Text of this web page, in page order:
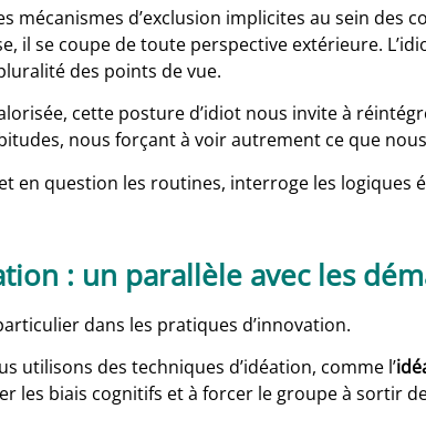
d’exclusion implicites au sein des
il se coupe de toute perspective extérieure.
des points de vue.
cette posture d’idiot nous invite à
nous forçant à voir autrement ce que
en question les routines, interroge les logiques
: un parallèle avec les
dans les pratiques d’innovation.
utilisons des techniques d’idéation, comme l’
les biais cognitifs et à forcer le groupe à sortir